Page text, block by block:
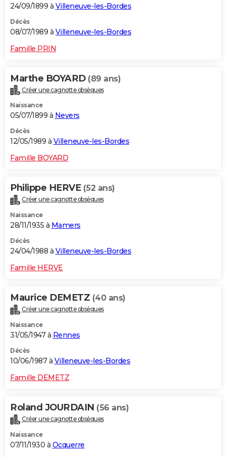
24/09/1899 à Villeneuve-les-Bordes
Décès
08/07/1989 à Villeneuve-les-Bordes
Famille PRIN
Marthe BOYARD (89 ans)
Créer une cagnotte obsèques
Naissance
05/07/1899 à Nevers
Décès
12/05/1989 à Villeneuve-les-Bordes
Famille BOYARD
Philippe HERVE (52 ans)
Créer une cagnotte obsèques
Naissance
28/11/1935 à Mamers
Décès
24/04/1988 à Villeneuve-les-Bordes
Famille HERVE
Maurice DEMETZ (40 ans)
Créer une cagnotte obsèques
Naissance
31/05/1947 à Rennes
Décès
10/06/1987 à Villeneuve-les-Bordes
Famille DEMETZ
Roland JOURDAIN (56 ans)
Créer une cagnotte obsèques
Naissance
07/11/1930 à Ocquerre